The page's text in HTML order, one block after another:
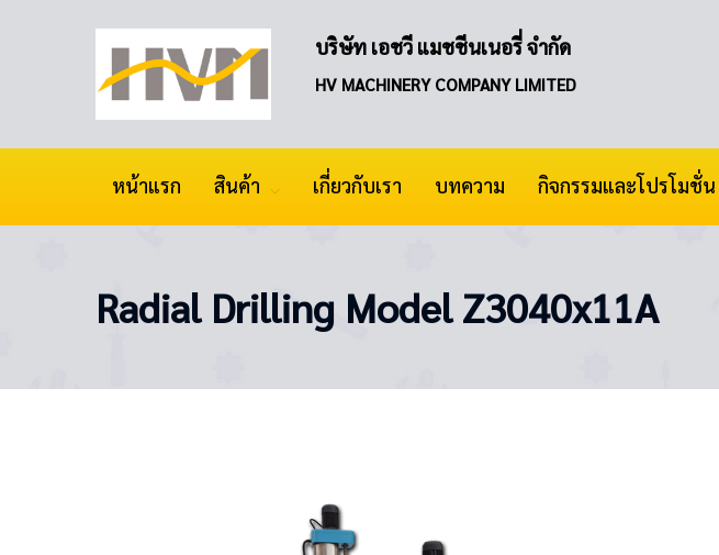
บริษัท เอชวี แมชชีนเนอรี่ จำกัด
HV MACHINERY COMPANY LIMITED
หน้าแรก สินค้า เกี่ยวกับเรา บทความ กิจกรรมและโปรโมชั่น
Radial Drilling Model Z3040x11A